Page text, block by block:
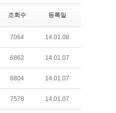
조회수 등록일
7064 14.01.08
6862 14.01.07
6804 14.01.07
7578 14.01.07